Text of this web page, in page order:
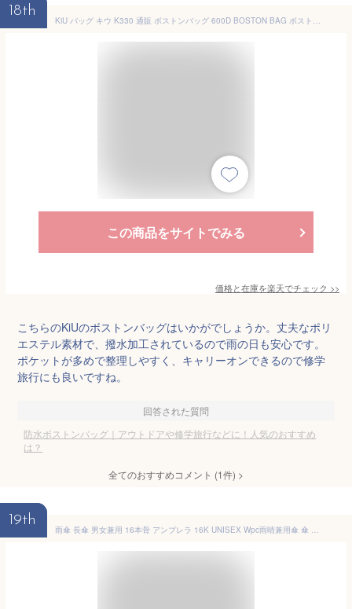
18th
KiU バッグ キウ K330 通販 ボストンバッグ 600D BOSTON BAG ボストンバック 旅行バッグ 旅行鞄 トラベルバッグ レディース メンズ 撥水 はっ水 防水 バック 修学旅行 ブランド 高校生 中学生 おしゃれ ユニセックス
この商品をサイトでみる
価格と在庫を楽天でチェック >>
こちらのKiUのボストンバッグはいかがでしょうか。丈夫なポリ
エステル素材で、撥水加工されているので雨の日も安心です。
ポケットが多めで整理しやすく、キャリーオンできるので修学
旅行にも良いですね。
回答された質問
防水ボストンバッグ｜アウトドアや修学旅行などに！人気のおすすめ
は？
全てのおすすめコメント (1件) >
19th
雨傘 長傘 男女兼用 16本骨 アンブレラ 16K UNISEX Wpc雨晴兼用傘 傘 長雨傘 16フレーム 丈夫 強い 傘 強風 ボーダー ストライプ 無地 アンブレラ ユニセックス おしゃれ レディース メンズ シンプル uvカット ワールドパーティー ブランド 持ちやすい 晴雨兼用